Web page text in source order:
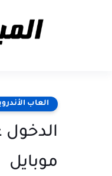
العاب
الدخول
موبايل